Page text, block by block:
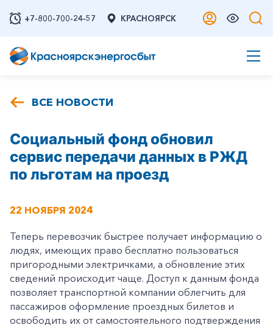
+7-800-700-24-57 КРАСНОЯРСК
ВСЕ НОВОСТИ
Социальный фонд обновил
сервис передачи данных в РЖД
по льготам на проезд
22 НОЯБРЯ 2024
Теперь перевозчик быстрее получает информацию о
людях, имеющих право бесплатно пользоваться
пригородными электричками, а обновление этих
сведений происходит чаще. Доступ к данным фонда
позволяет транспортной компании облегчить для
пассажиров оформление проездных билетов и
освободить их от самостоятельного подтверждения